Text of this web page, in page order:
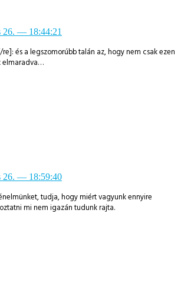
26. — 18:44:21
és a legszomorúbb talán az, hogy nem csak ezen
elmaradva…
26. — 18:59:40
tudja, hogy miért vagyunk ennyire
mi nem igazán tudunk rajta.